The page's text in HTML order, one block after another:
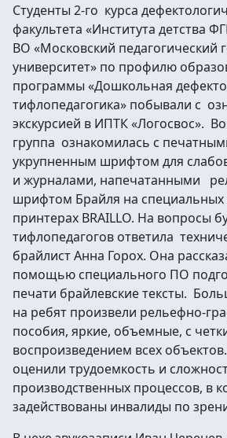
Студенты 2-го курса
факультета «Института детства
ВО «Московский педагогический
университет» по профилю
программы «Дошкольная
тифлопедагогика» побывали с
экскурсией в ИПТК «Логосвос».
группа ознакомилась с
укрупненным шрифтом для
и журналами, напечатанными
шрифтом Брайля на специальных
принтерах BRAILLO. На вопросы
тифлопедагогов ответила
брайлист Анна Горох. Она
помощью специального ПО
печати брайлевские тексты.
на ребят произвели рельефно-
пособия, яркие, объемные, с
воспроизведением всех
оценили трудоемкость и
производственных процессов, в
задействованы инвалиды по